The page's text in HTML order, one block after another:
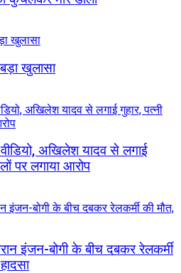
खुलासा
अखिलेश यादव से लगाई
पर लगाया आरोप
इंजन-बोगी के बीच दबकर रेलकर्मी